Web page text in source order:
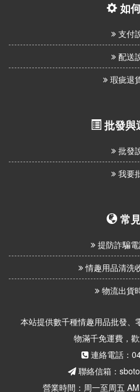
如
支付
配送
瑕疵退
批發與
批發
我要
常
提防詐騙
情趣用品清洗
物流出貨
本站提供數千種情趣用品批發、
物滿千免運費，歡
連絡電話：
聯絡信箱：
營業時間：周一至周五